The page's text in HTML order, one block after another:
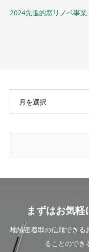
2024先進的窓リノベ事業
月を選択
まずはお気
地域密着型の信頼できる
ることのでき